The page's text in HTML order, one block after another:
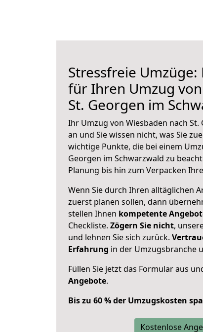
Stressfreie
für Ihren Umzug
St. Georgen im
Ihr Umzug von Wiesbaden nach
an und Sie wissen nicht, was Sie
wichtige Punkte, die bei einem
Georgen im Schwarzwald zu
Planung bis hin zum Verpacken
Wenn Sie durch Ihren alltäglichen
zuerst planen sollen, dann
stellen Ihnen kompetente
Checkliste. Zögern Sie nicht,
und lehnen Sie sich zurück.
Erfahrung in der Umzugsbranche
Füllen Sie jetzt das Formular aus
Angebote.
Bis zu 60 % der Umzugskosten
Kostenlose